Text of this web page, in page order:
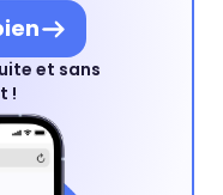
et sans
!